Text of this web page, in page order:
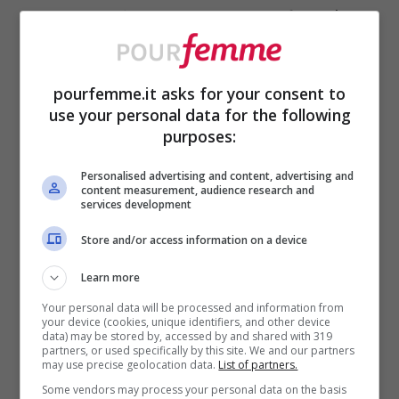
La preparazione del pane senza forno è
molto semplice: non dobbiamo fare altro
capiente, mettere all’interno la farina,
aggiungere i 3 g di bicarbonato, il pizzico
di sale e lo yogurt intero naturale.
Inizialmente, con l’aiuto di una spatola,
cominciamo a lavorare gli ingredienti
finché non si saranno trasformati in un
impasto omogeneo e compatto.
Dopodiché lasciamolo riposare per tre
quarti d’ora.
pourfemme.it asks for your consent to
use your personal data for the following
purposes:
Personalised advertising and content, advertising and
content measurement, audience research and
services development
Store and/or access information on a device
Learn more
Your personal data will be processed and information from
your device (cookies, unique identifiers, and other device
data) may be stored by, accessed by and shared with 319
partners, or used specifically by this site. We and our partners
may use precise geolocation data. List of partners.
Some vendors may process your personal data on the basis